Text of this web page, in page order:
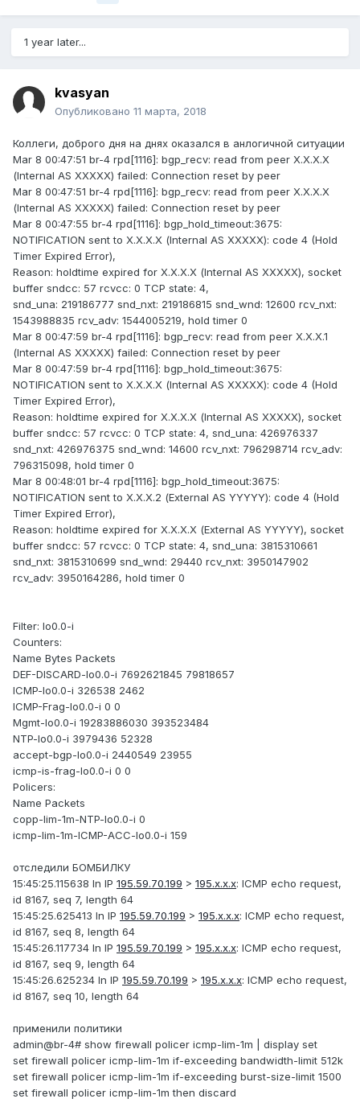
1 year later...
kvasyan
Опубликовано 11 марта, 2018
Коллеги, доброго дня на днях оказался в анлогичной ситуации
Mar 8 00:47:51 br-4 rpd[1116]: bgp_recv: read from peer Х.Х.Х.Х
(Internal AS ХХХХХ) failed: Connection reset by peer
Mar 8 00:47:51 br-4 rpd[1116]: bgp_recv: read from peer Х.Х.Х.Х
(Internal AS ХХХХХ) failed: Connection reset by peer
Mar 8 00:47:55 br-4 rpd[1116]: bgp_hold_timeout:3675:
NOTIFICATION sent to Х.Х.Х.Х (Internal AS ХХХХХ): code 4 (Hold
Timer Expired Error),
Reason: holdtime expired for Х.Х.Х.Х (Internal AS ХХХХХ), socket
buffer sndcc: 57 rcvcc: 0 TCP state: 4,
snd_una: 219186777 snd_nxt: 219186815 snd_wnd: 12600 rcv_nxt:
1543988835 rcv_adv: 1544005219, hold timer 0
Mar 8 00:47:59 br-4 rpd[1116]: bgp_recv: read from peer Х.Х.Х.1
(Internal AS ХХХХХ) failed: Connection reset by peer
Mar 8 00:47:59 br-4 rpd[1116]: bgp_hold_timeout:3675:
NOTIFICATION sent to Х.Х.Х.Х (Internal AS ХХХХХ): code 4 (Hold
Timer Expired Error),
Reason: holdtime expired for Х.Х.Х.Х (Internal AS ХХХХХ), socket
buffer sndcc: 57 rcvcc: 0 TCP state: 4, snd_una: 426976337
snd_nxt: 426976375 snd_wnd: 14600 rcv_nxt: 796298714 rcv_adv:
796315098, hold timer 0
Mar 8 00:48:01 br-4 rpd[1116]: bgp_hold_timeout:3675:
NOTIFICATION sent to Х.Х.Х.2 (External AS YYYYY): code 4 (Hold
Timer Expired Error),
Reason: holdtime expired for Х.Х.Х.Х (External AS YYYYY), socket
buffer sndcc: 57 rcvcc: 0 TCP state: 4, snd_una: 3815310661
snd_nxt: 3815310699 snd_wnd: 29440 rcv_nxt: 3950147902
rcv_adv: 3950164286, hold timer 0
Filter: lo0.0-i
Counters:
Name Bytes Packets
DEF-DISCARD-lo0.0-i 7692621845 79818657
ICMP-lo0.0-i 326538 2462
ICMP-Frag-lo0.0-i 0 0
Mgmt-lo0.0-i 19283886030 393523484
NTP-lo0.0-i 3979436 52328
accept-bgp-lo0.0-i 2440549 23955
icmp-is-frag-lo0.0-i 0 0
Policers:
Name Packets
copp-lim-1m-NTP-lo0.0-i 0
icmp-lim-1m-ICMP-ACC-lo0.0-i 159
отследили БОМБИЛКУ
15:45:25.115638 In IP 195.59.70.199 > 195.х.х.х: ICMP echo request,
id 8167, seq 7, length 64
15:45:25.625413 In IP 195.59.70.199 > 195.х.х.х: ICMP echo request,
id 8167, seq 8, length 64
15:45:26.117734 In IP 195.59.70.199 > 195.х.х.х: ICMP echo request,
id 8167, seq 9, length 64
15:45:26.625234 In IP 195.59.70.199 > 195.х.х.х: ICMP echo request,
id 8167, seq 10, length 64
применили политики
admin@br-4# show firewall policer icmp-lim-1m | display set
set firewall policer icmp-lim-1m if-exceeding bandwidth-limit 512k
set firewall policer icmp-lim-1m if-exceeding burst-size-limit 1500
set firewall policer icmp-lim-1m then discard